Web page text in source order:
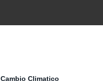
Cambio Climatico